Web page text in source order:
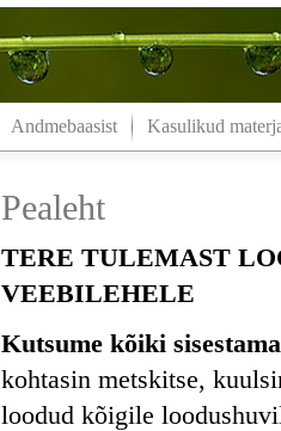
Andmebaasist Kasulikud
Pealeht
TERE TULEMAST
VEEBILEHELE
Kutsume kõiki
kohtasin metskitse,
loodud kõigile